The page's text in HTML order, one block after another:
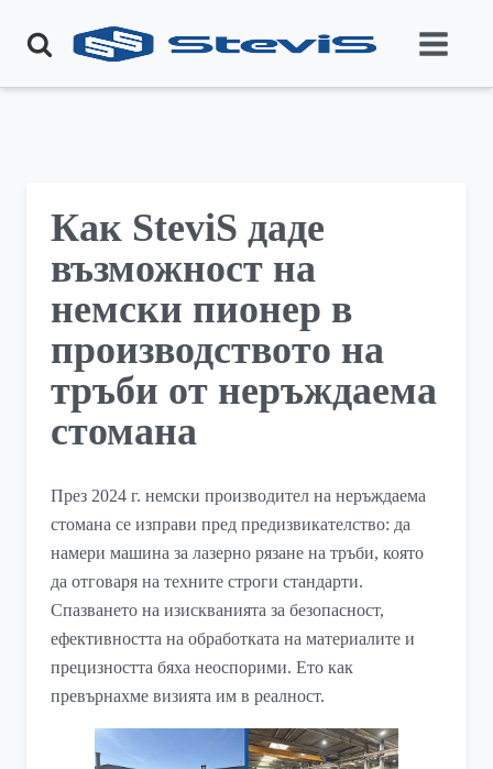
Как SteviS даде
възможност на
немски пионер в
производството на
тръби от неръждаема
стомана
През 2024 г. немски производител на неръждаема
стомана се изправи пред предизвикателство: да
намери машина за лазерно рязане на тръби, която
да отговаря на техните строги стандарти.
Спазването на изискванията за безопасност,
ефективността на обработката на материалите и
прецизността бяха неоспорими. Ето как
превърнахме визията им в реалност.